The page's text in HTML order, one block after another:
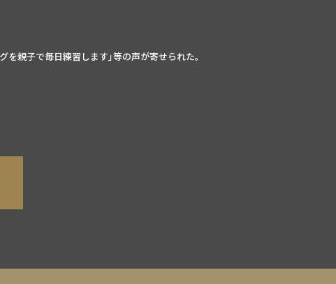
親子で毎日練習します｣等の声が寄せられた。